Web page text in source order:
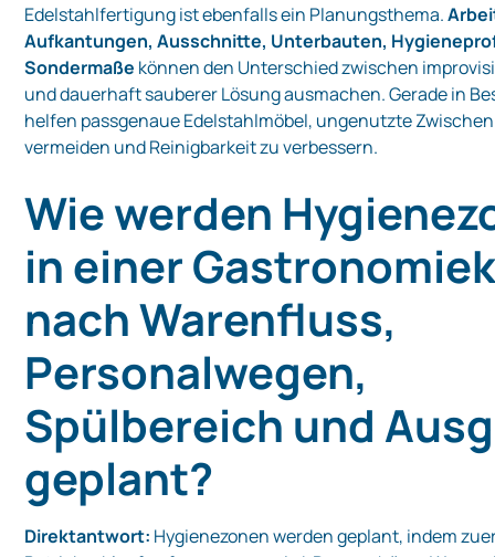
Edelstahlfertigung ist ebenfalls ein Planungsthema.
Aufkantungen, Ausschnitte, Unterbauten,
Sondermaße können den Unterschied zwischen
und dauerhaft sauberer Lösung ausmachen. Gerade in
helfen passgenaue Edelstahlmöbel, ungenutzte
vermeiden und Reinigbarkeit zu verbessern.
Wie werden
in einer
nach Warenfluss,
Personalwegen,
Spülbereich und
geplant?
Direktantwort: Hygienezonen werden geplant, indem